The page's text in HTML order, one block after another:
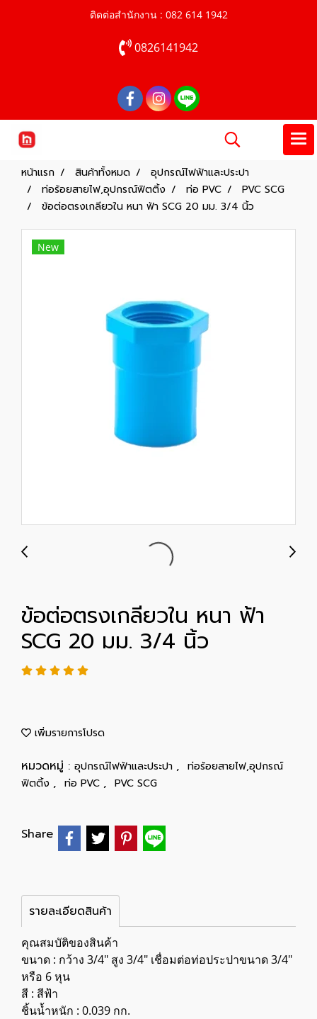
ติดต่อสำนักงาน : 082 614 1942
0826141942
หน้าแรก สินค้าทั้งหมด
อุปกรณ์ไฟฟ้าและประปา
ท่อร้อยสายไฟ,อุปกรณ์ฟิตติ้ง
ท่อ PVC
PVC SCG
ข้อต่อตรงเกลียวใน หนา ฟ้า SCG 20 มม. 3/4 นิ้ว
New
ข้อต่อตรงเกลียวใน หนา ฟ้า
SCG 20 มม. 3/4 นิ้ว
เพิ่มรายการโปรด
หมวดหมู่ : อุปกรณ์ไฟฟ้าและประปา , ท่อร้อยสายไฟ,อุปกรณ์
ฟิตติ้ง , ท่อ PVC , PVC SCG
Share
รายละเอียดสินค้า
คุณสมบัติของสินค้า
ขนาด : กว้าง 3/4" สูง 3/4" เชื่อมต่อท่อประปาขนาด 3/4"
หรือ 6 หุน
สี : สีฟ้า
ชิ้นน้ำหนัก : 0.039 กก.